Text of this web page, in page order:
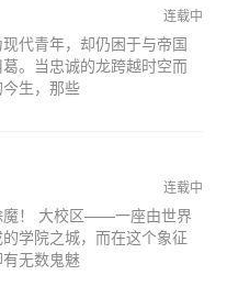
连载中
代青年，却仍困于与帝国
。当忠诚的龙跨越时空而
生，那些
连载中
魔！ 大校区——一座由世界
学院之城，而在这个象征
无数鬼魅